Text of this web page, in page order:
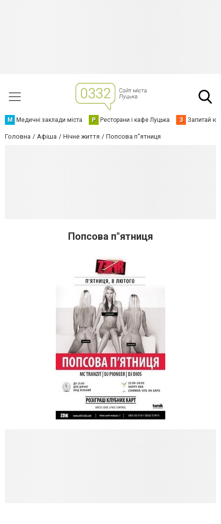
М Медичні заклади міста Р Ресторани і кафе Луцька З Запитай
Головна Афіша Нічне життя Попсова п"ятниця
Попсова п"ятниця